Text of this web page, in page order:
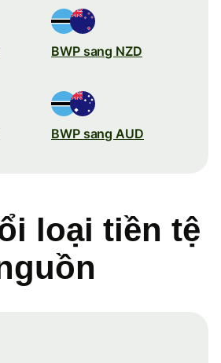
BWP sang NZD
BWP sang AUD
loại tiền tệ